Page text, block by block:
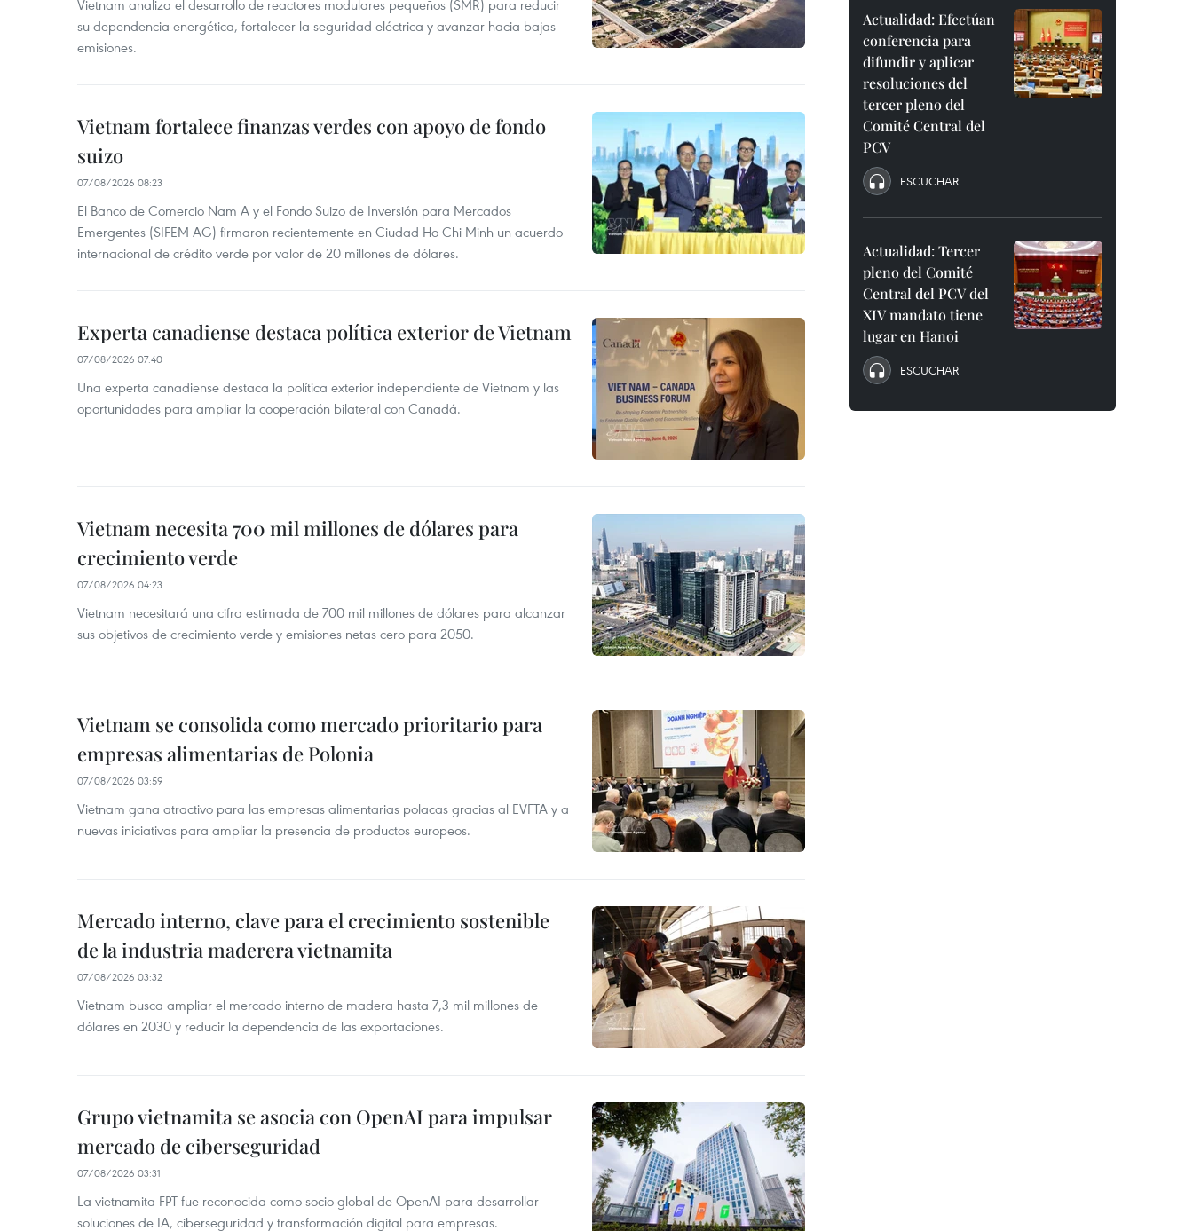
Vietnam analiza el desarrollo de reactores modulares pequeños (SMR) para reducir
su dependencia energética, fortalecer la seguridad eléctrica y avanzar hacia bajas
emisiones.
Vietnam fortalece finanzas verdes con apoyo de fondo
suizo
07/08/2026 08:23
El Banco de Comercio Nam A y el Fondo Suizo de Inversión para Mercados
Emergentes (SIFEM AG) firmaron recientemente en Ciudad Ho Chi Minh un acuerdo
internacional de crédito verde por valor de 20 millones de dólares.
Experta canadiense destaca política exterior de Vietnam
07/08/2026 07:40
Una experta canadiense destaca la política exterior independiente de Vietnam y las
oportunidades para ampliar la cooperación bilateral con Canadá.
Vietnam necesita 700 mil millones de dólares para
crecimiento verde
07/08/2026 04:23
Vietnam necesitará una cifra estimada de 700 mil millones de dólares para alcanzar
sus objetivos de crecimiento verde y emisiones netas cero para 2050.
Vietnam se consolida como mercado prioritario para
empresas alimentarias de Polonia
07/08/2026 03:59
Vietnam gana atractivo para las empresas alimentarias polacas gracias al EVFTA y a
nuevas iniciativas para ampliar la presencia de productos europeos.
Mercado interno, clave para el crecimiento sostenible
de la industria maderera vietnamita
07/08/2026 03:32
Vietnam busca ampliar el mercado interno de madera hasta 7,3 mil millones de
dólares en 2030 y reducir la dependencia de las exportaciones.
Grupo vietnamita se asocia con OpenAI para impulsar
mercado de ciberseguridad
07/08/2026 03:31
La vietnamita FPT fue reconocida como socio global de OpenAI para desarrollar
soluciones de IA, ciberseguridad y transformación digital para empresas.
Actualidad: Efectúan
conferencia para
difundir y aplicar
resoluciones del
tercer pleno del
Comité Central del
PCV
ESCUCHAR
Actualidad: Tercer
pleno del Comité
Central del PCV del
XIV mandato tiene
lugar en Hanoi
ESCUCHAR